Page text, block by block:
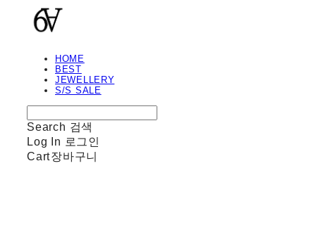
HOME
BEST
JEWELLERY
S/S SALE
Search 검색
Log In 로그인
Cart장바구니